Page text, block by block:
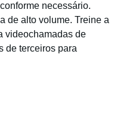
necessário.
de alto volume. Treine a
videochamadas de
de terceiros para